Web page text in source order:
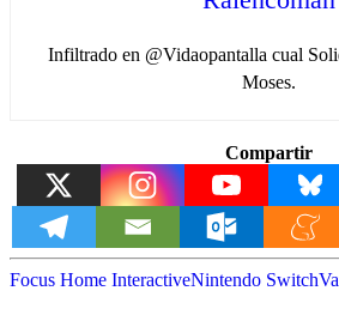
Infiltrado en @Vidaopantalla cual
Moses.
Compartir
Focus Home InteractiveNintendo Switch